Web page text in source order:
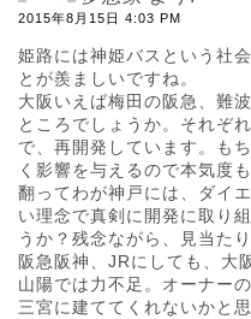
2015年8月15日 4:03 PM
姫路には神姫バスという社
とが羨ましいですね。
大阪いえば梅田の阪急、難
ところでしょうか。それぞ
で、再開発しています。も
く影響を与えるので本気度
翻ってわが神戸には、ダイ
い理念で真剣に開発に取り
うか？残念ながら、見当たり
阪急阪神、JRにしても、大
山陽では力不足。オーナー
三宮に建ててくれないかと